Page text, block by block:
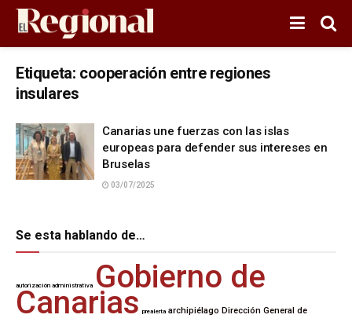
Etiqueta: cooperación entre regiones
insulares
Canarias une fuerzas con las islas
europeas para defender sus intereses en
Bruselas
03/07/2025
Se esta hablando de…
autorización administrativa Gobierno de
Canarias prealerta archipiélago Dirección General de